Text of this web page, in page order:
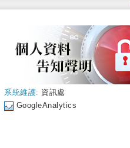
系統維護: 資訊處
GoogleAnalytics